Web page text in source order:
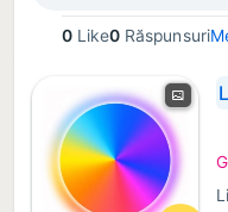
On the top right
Lifetime 0,00
0Like0 Răspunsuri